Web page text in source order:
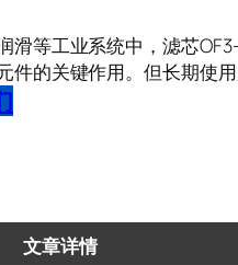
滑等工业系统中，滤芯
件的关键作用。但长期使
文章详情